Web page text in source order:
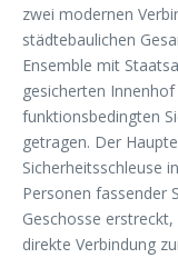
zwei modernen
städtebaulichen
Ensemble mit
gesicherten
funktionsbedingten
getragen. Der
Sicherheitsschleuse
Personen fassender
Geschosse
direkte Verbindung